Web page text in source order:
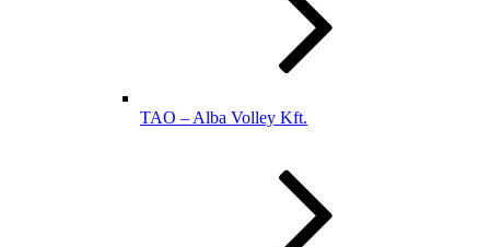
TAO – Alba Volley Kft.